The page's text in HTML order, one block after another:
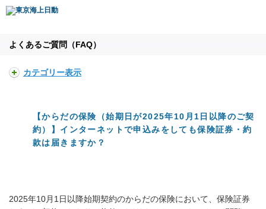
よくあるご質問（FAQ）
カテゴリー表示
【からだの保険（始期日が2025年10月1日以降のご契
約）】インターネットで申込みをしても保険証券・約
款は届きますか？
2025年10月1日以降始期契約のからだの保険において、保険証券